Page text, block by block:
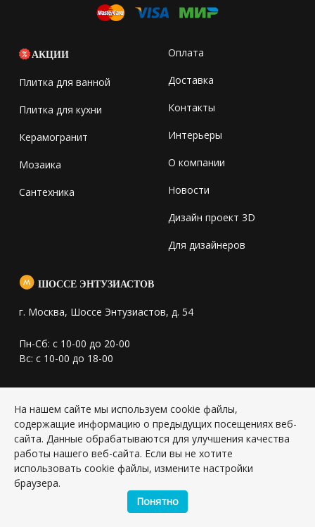
АКЦИИ
Плитка для ванной
Плитка для кухни
Керамогранит
Мозаика
Сантехника
Оплата
Доставка
Контакты
Интерьеры
О компании
Новости
Дизайн проект 3D
Для дизайнеров
ШОССЕ ЭНТУЗИАСТОВ
г. Москва, Шоссе Энтузиастов, д. 54
Пн-Сб: с 10-00 до 20-00
Вс: с 10-00 до 18-00
+7(495) 672-34-08
+7(964) 777-79-22
На нашем сайте мы используем cookie файлы,
содержащие информацию о предыдущих посещениях веб-
сайта. Данные обрабатываются для улучшения качества
работы нашего веб-сайта. Если вы не хотите
использовать cookie файлы, измените настройки
браузера.
Понятно